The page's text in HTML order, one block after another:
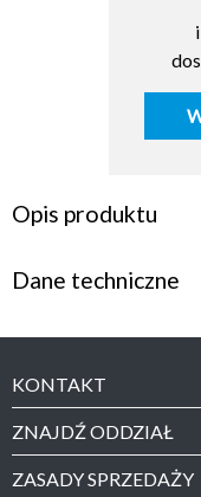
Opis produktu
Dane techniczne
KONTAKT
ZNAJDŹ ODDZIAŁ
ZASADY SPRZEDAŻY